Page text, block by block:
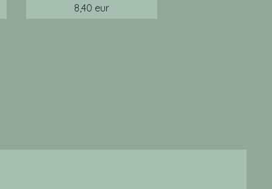
8,40 eur